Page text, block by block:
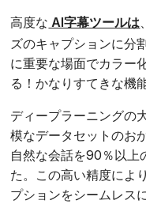
高度な AI字幕ツールは
ズのキャプションに分
に重要な場面でカラー
る！かなりすてきな機
ディープラーニングの
模なデータセットのお
自然な会話を90％以上
た。この高い精度によ
プションをシームレス